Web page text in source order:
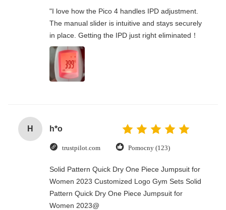
"I love how the Pico 4 handles IPD adjustment.
The manual slider is intuitive and stays securely
in place. Getting the IPD just right eliminated！
H h*o
trustpilot.com Pomocny (123)
Solid Pattern Quick Dry One Piece Jumpsuit for
Women 2023 Customized Logo Gym Sets Solid
Pattern Quick Dry One Piece Jumpsuit for
Women 2023@